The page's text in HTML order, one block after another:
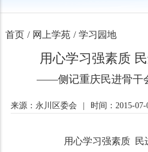
首页 / 网上学苑 / 学习园地
用心学习强素质
——侧记重庆民进骨干
来源：永川区委会 时间：2015-07-
用心学习强素质民